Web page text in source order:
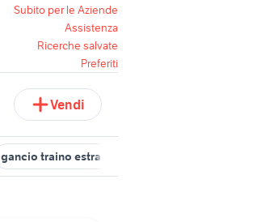
Subito per le Aziende
Assistenza
Ricerche salvate
Preferiti
Vendi
gancio traino estraibile